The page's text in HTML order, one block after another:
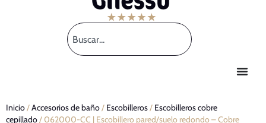
Inicio/Accesorios de baño/ Escobilleros/ Escobilleros cobre
cepillado/ 062000-CC | Escobillero pared/suelo redondo – Cobre